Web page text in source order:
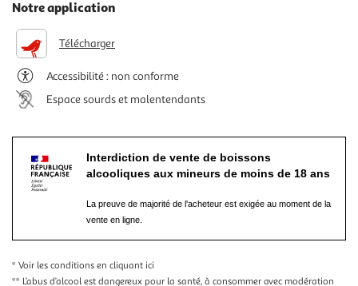
Notre application
Télécharger
Accessibilité : non conforme
Espace sourds et malentendants
Interdiction de vente de boissons
alcooliques aux mineurs de moins de 18 ans
La preuve de majorité de l'acheteur est exigée au moment de la
vente en ligne.
* Voir les conditions en cliquant ici
** L’abus d’alcool est dangereux pour la santé, à consommer avec modération